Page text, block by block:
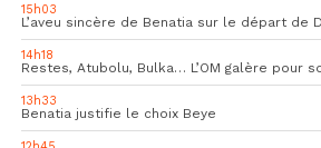
15h03
L’aveu sincère de Benatia sur le départ de
14h18
13h33
Benatia justifie le choix Beye